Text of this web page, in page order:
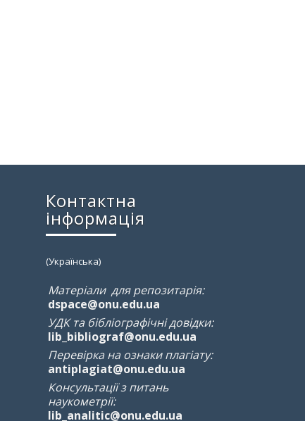
Контактна
інформація
(Українська)
Матеріали для репозитарія:
dspace@onu.edu.ua
УДК та бібліографічні довідки:
lib_bibliograf@onu.edu.ua
Перевірка на ознаки плагіату:
antiplagiat@onu.edu.ua
Консультації з питань
наукометрії:
lib_analitic@onu.edu.ua